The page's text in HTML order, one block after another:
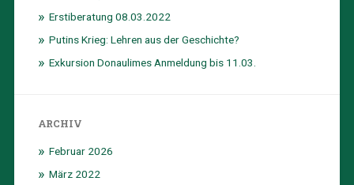
Erstiberatung 08.03.2022
Putins Krieg: Lehren aus der Geschichte?
Exkursion Donaulimes Anmeldung bis 11.03.
ARCHIV
Februar 2026
März 2022